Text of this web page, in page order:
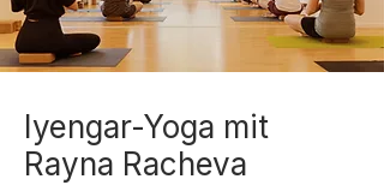
Iyengar-Yoga mit
Rayna Racheva